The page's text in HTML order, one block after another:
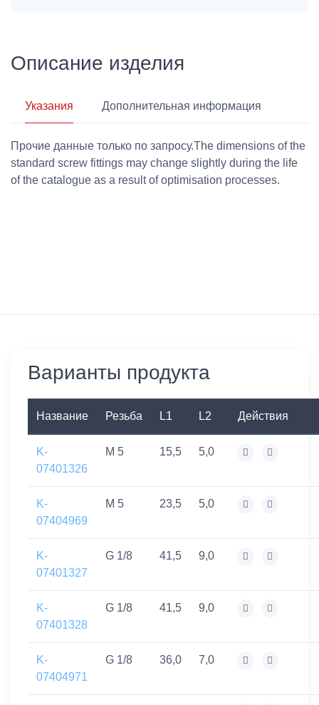
Описание изделия
Указания Дополнительная информация
Прочие данные только по запросу.The dimensions of the
standard screw fittings may change slightly during the life
of the catalogue as a result of optimisation processes.
Варианты продукта
Название Резьба L1 L2 Действия
K-
07401326
M 5 15,5 5,0
K-
07404969
M 5 23,5 5,0
K-
07401327
G 1/8 41,5 9,0
K-
07401328
G 1/8 41,5 9,0
K-
07404971
G 1/8 36,0 7,0